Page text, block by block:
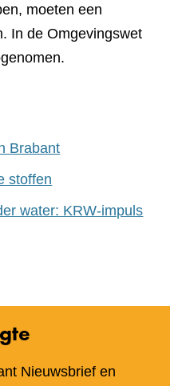
moeten een
In de Omgevingswet
Brabant
stoffen
naar
water: KRW-impuls
Nieuwsbrief en